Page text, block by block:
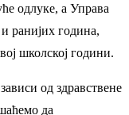
одлуке, а Управа
и ранијих година,
школској години.
од здравствене
да